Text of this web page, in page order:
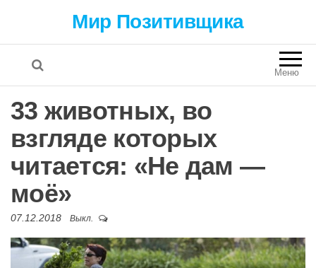
Мир Позитивщика
Меню
33 животных, во
взгляде которых
читается: «Не дам —
моё»
07.12.2018 Выкл.